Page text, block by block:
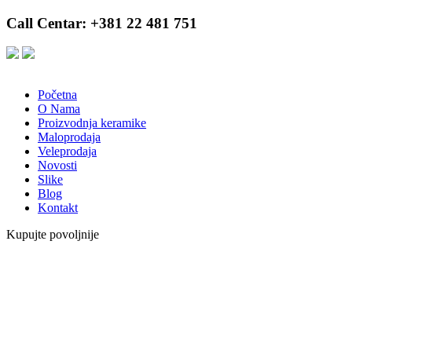
Call Centar: +381 22 481 751
Početna
O Nama
Proizvodnja keramike
Maloprodaja
Veleprodaja
Novosti
Slike
Blog
Kontakt
Kupujte povoljnije